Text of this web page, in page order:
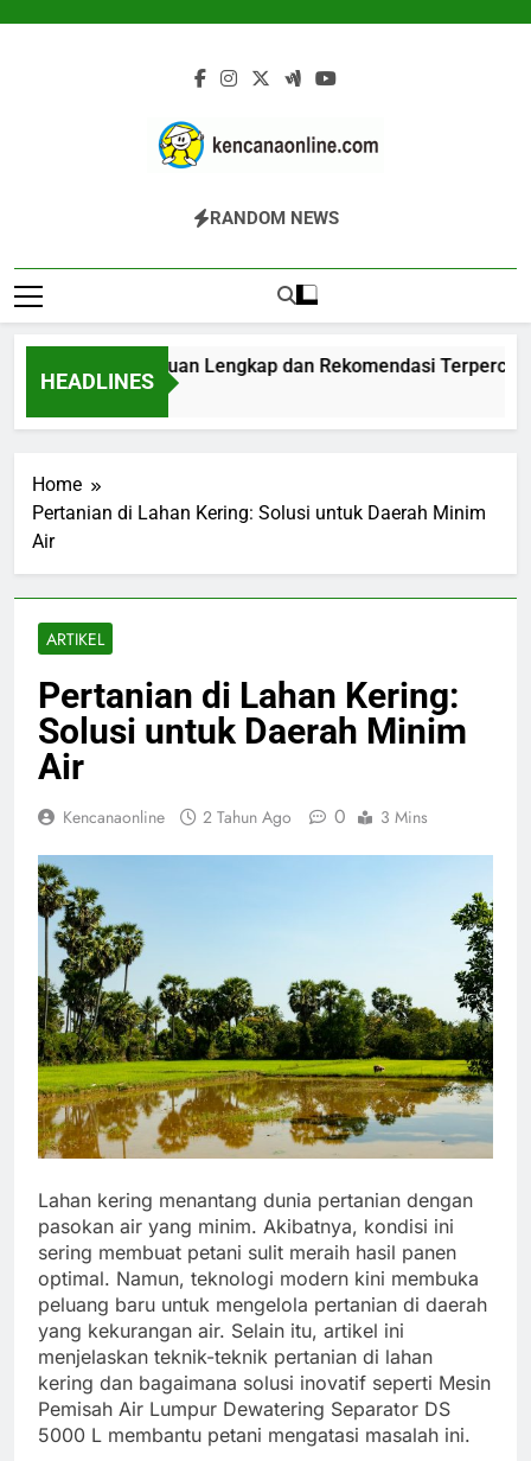
Kencana Online
Jasa Pengelolaan Sampah Kawasan
Dan Industri
RANDOM NEWS
HEADLINES
Panduan Lengkap dan Rekomendasi Terpercaya
Jam Ago
Home
Pertanian di Lahan Kering: Solusi untuk Daerah Minim
Air
ARTIKEL
Pertanian di Lahan Kering:
Solusi untuk Daerah Minim
Air
Kencanaonline 2 Tahun Ago 0 3 Mins
Lahan kering menantang dunia pertanian dengan
pasokan air yang minim. Akibatnya, kondisi ini
sering membuat petani sulit meraih hasil panen
optimal. Namun, teknologi modern kini membuka
peluang baru untuk mengelola pertanian di daerah
yang kekurangan air. Selain itu, artikel ini
menjelaskan teknik-teknik pertanian di lahan
kering dan bagaimana solusi inovatif seperti Mesin
Pemisah Air Lumpur Dewatering Separator DS
5000 L membantu petani mengatasi masalah ini.